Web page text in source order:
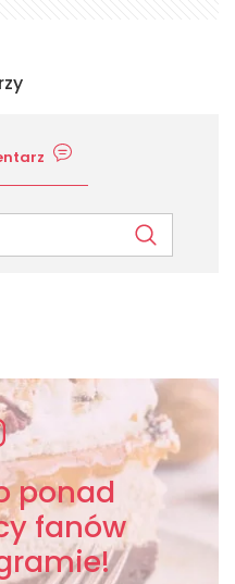
ponad
fanów